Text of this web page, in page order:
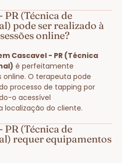
PR (Técnica de
pode ser realizado à
online?
Cascavel - PR (Técnica
é perfeitamente
online. O terapeuta pode
processo de tapping por
o acessível
do cliente.
PR (Técnica de
requer equipamentos